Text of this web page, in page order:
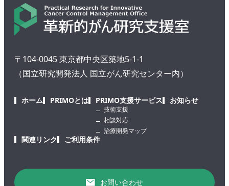
〒104-0045 東京都中央区築地5-1-1
（国立研究開発法人 国立がん研究センター内）
ホーム PRIMOとは PRIMO支援サービス
技術支援
相談対応
治療開発マップ
お知らせ
関連リンク ご利用条件
お問い合わせ